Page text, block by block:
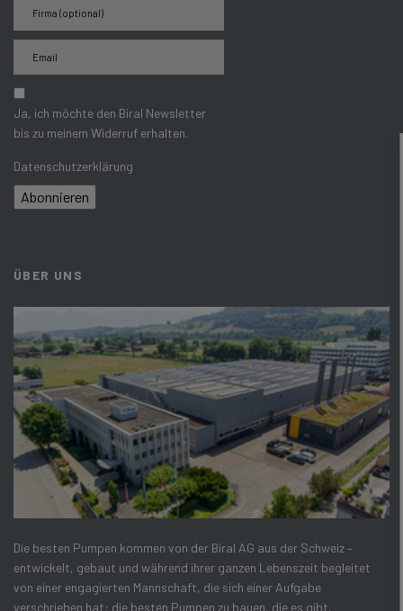
Ja, ich möchte den Biral Newsletter
bis zu meinem Widerruf erhalten.
Datenschutzerklärung
Abonnieren
ÜBER UNS
Die besten Pumpen kommen von der Biral AG aus der Schweiz –
entwickelt, gebaut und während ihrer ganzen Lebenszeit begleitet
von einer engagierten Mannschaft, die sich einer Aufgabe
verschrieben hat: die besten Pumpen zu bauen, die es gibt.